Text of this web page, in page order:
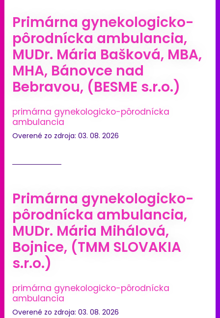
Primárna gynekologicko-
pôrodnícka ambulancia,
MUDr. Mária Bašková, MBA,
MHA, Bánovce nad
Bebravou, (BESME s.r.o.)
primárna gynekologicko-pôrodnícka
ambulancia
Overené zo zdroja: 03. 08. 2026
Primárna gynekologicko-
pôrodnícka ambulancia,
MUDr. Mária Mihálová,
Bojnice, (TMM SLOVAKIA
s.r.o.)
primárna gynekologicko-pôrodnícka
ambulancia
Overené zo zdroja: 03. 08. 2026